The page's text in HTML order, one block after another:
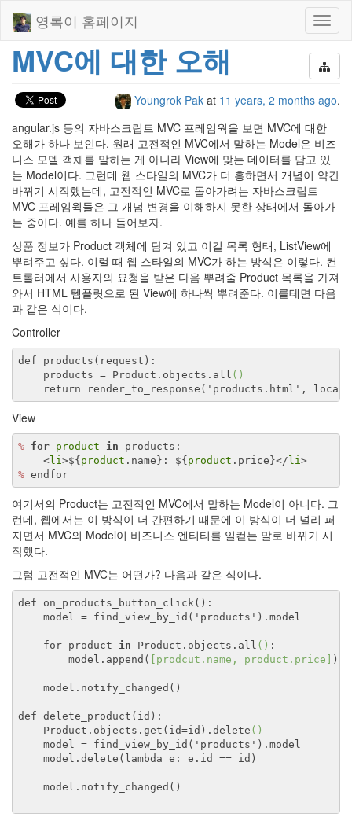
영록이 홈페이지
MVC에 대한 오해
Youngrok Pak at 11 years, 2 months ago.
angular.js 등의 자바스크립트 MVC 프레임웍을 보면 MVC에 대한
오해가 하나 보인다. 원래 고전적인 MVC에서 말하는 Model은 비즈
니스 모델 객체를 말하는 게 아니라 View에 맞는 데이터를 담고 있
는 Model이다. 그런데 웹 스타일의 MVC가 더 흥하면서 개념이 약간
바뀌기 시작했는데, 고전적인 MVC로 돌아가려는 자바스크립트
MVC 프레임웍들은 그 개념 변경을 이해하지 못한 상태에서 돌아가
는 중이다. 예를 하나 들어보자.
상품 정보가 Product 객체에 담겨 있고 이걸 목록 형태, ListView에
뿌려주고 싶다. 이럴 때 웹 스타일의 MVC가 하는 방식은 이렇다. 컨
트롤러에서 사용자의 요청을 받은 다음 뿌려줄 Product 목록을 가져
와서 HTML 템플릿으로 된 View에 하나씩 뿌려준다. 이를테면 다음
과 같은 식이다.
Controller
def products(request):
    products =
Product . objects.all ()
    return render
_to_response(' products . html ', locals
View
% for product in products:
    <
li >${product .name}: ${product .price}</li >
% endfor
여기서의 Product는 고전적인 MVC에서 말하는 Model이 아니다. 그
런데, 웹에서는 이 방식이 더 간편하기 때문에 이 방식이 더 널리 퍼
지면서 MVC의 Model이 비즈니스 엔티티를 일컫는 말로 바뀌기 시
작했다.
그럼 고전적인 MVC는 어떤가? 다음과 같은 식이다.
def on _products_button_click() :
    model = find
_view_by_id(' products ') .model
    for product
in Product . objects.all () :
        model.append(
[ prodcut . name , product . price ] )
    model.notify
_changed()
def delete _product( id ) :
Product . objects.get(id=id).delete ()
    model = find
_view_by_id(' products ') .model
    model.delete(lambda e: e.id
== id)
    model.notify
_changed()